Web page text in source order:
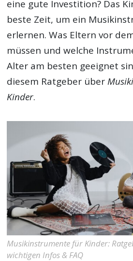
eine gute Investition? Das
beste Zeit, um ein
erlernen. Was Eltern vor
müssen und welche
Alter am besten geeignet
diesem Ratgeber über
Kinder.
Musikinstrumente für Kinder:
wichtigen Infos & FAQ